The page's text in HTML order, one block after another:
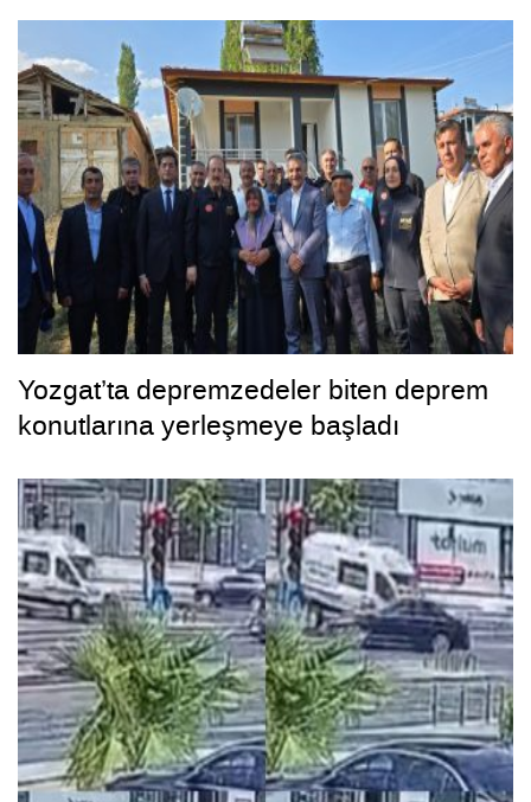
Yozgat’ta depremzedeler biten deprem
konutlarına yerleşmeye başladı